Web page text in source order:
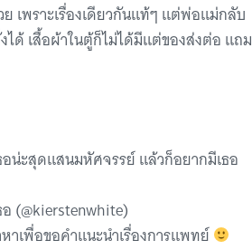
เพราะเรื่องเดียวกันแท้ๆ แต่พ่อแม่กลับ
ด้ เสื้อผ้าในตู้ก็ไม่ได้มีแต่ของส่งต่อ แถม
น่ะสุดแสนมหัศจรรย์ แล้วก็อยากมีเธอ
(@kierstenwhite)
เพื่อขอคำแนะนำเรื่องการแพทย์